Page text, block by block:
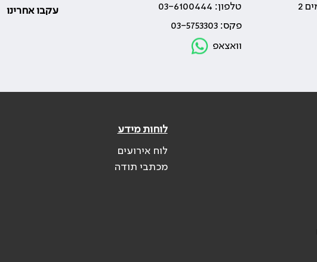
טלפון: 03-6100444
פקס: 03-5753303
וואצאפ
עקבו אחרינו
לוחות מידע
לוח אירועים
מכתבי תודה